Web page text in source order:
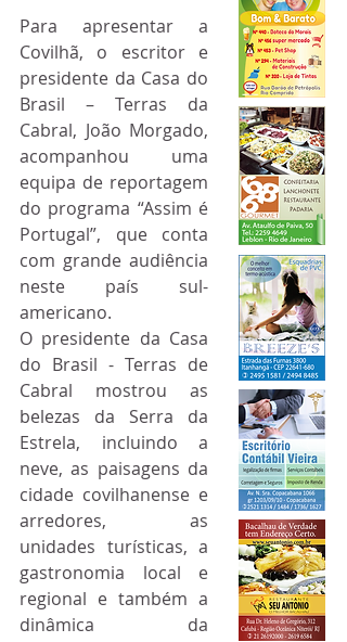
Para apresentar a
Covilhã, o escritor e
presidente da Casa do
Brasil – Terras da
Cabral, João Morgado,
acompanhou uma
equipa de reportagem
do programa “Assim é
Portugal”, que conta
com grande audiência
neste país sul-
americano.
O presidente da Casa
do Brasil - Terras de
Cabral mostrou as
belezas da Serra da
Estrela, incluindo a
neve, as paisagens da
cidade covilhanense e
arredores, as
unidades turísticas, a
gastronomia local e
regional e também a
dinâmica da